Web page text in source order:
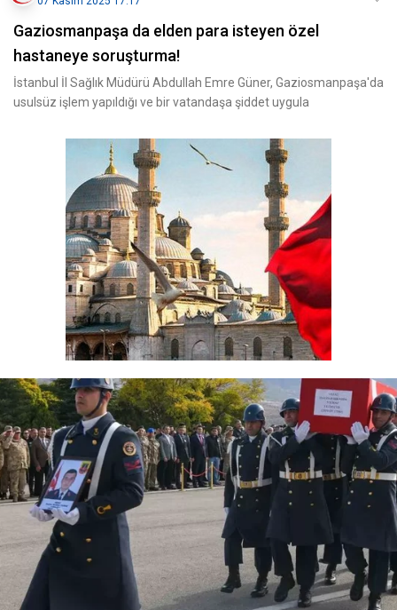
Gaziosmanpaşa da elden para isteyen özel
hastaneye soruşturma!
İstanbul İl Sağlık Müdürü Abdullah Emre Güner, Gaziosmanpaşa'da
usulsüz işlem yapıldığı ve bir vatandaşa şiddet uygula